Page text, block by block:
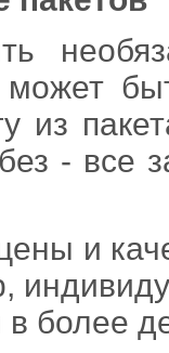
может
из
- все
и
в более